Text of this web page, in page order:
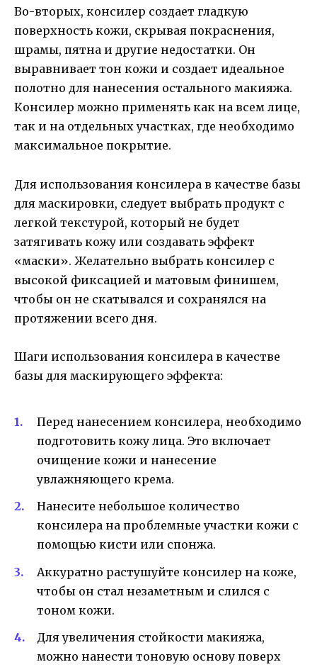
Во-вторых, консилер создает гладкую
поверхность кожи, скрывая покраснения,
шрамы, пятна и другие недостатки. Он
выравнивает тон кожи и создает идеальное
полотно для нанесения остального макияжа.
Консилер можно применять как на всем лице,
так и на отдельных участках, где необходимо
максимальное покрытие.
Для использования консилера в качестве базы
для маскировки, следует выбрать продукт с
легкой текстурой, который не будет
затягивать кожу или создавать эффект
«маски». Желательно выбрать консилер с
высокой фиксацией и матовым финишем,
чтобы он не скатывался и сохранялся на
протяжении всего дня.
Шаги использования консилера в качестве
базы для маскирующего эффекта:
Перед нанесением консилера, необходимо
подготовить кожу лица. Это включает
очищение кожи и нанесение
увлажняющего крема.
Нанесите небольшое количество
консилера на проблемные участки кожи с
помощью кисти или спонжа.
Аккуратно растушуйте консилер на коже,
чтобы он стал незаметным и слился с
тоном кожи.
Для увеличения стойкости макияжа,
можно нанести тоновую основу поверх